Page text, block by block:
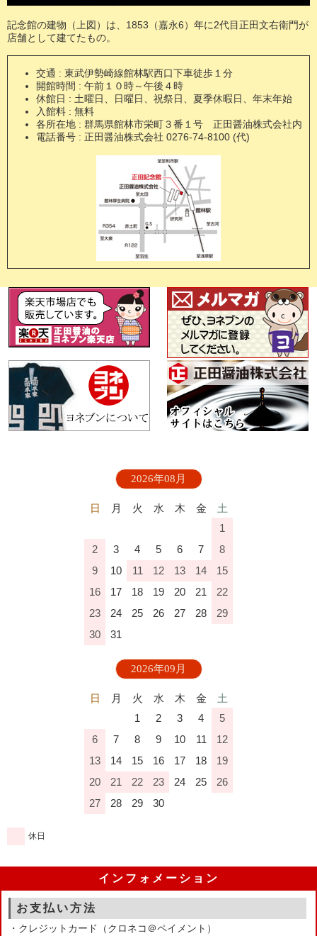
記念館の建物（上図）は、1853（嘉永6）年に2代目正田文右衛門が
店舗として建てたもの。
交通 : 東武伊勢崎線館林駅西口下車徒歩１分
開館時間 : 午前１０時～午後４時
休館日 : 土曜日、日曜日、祝祭日、夏季休暇日、年末年始
入館料 : 無料
各所在地 : 群馬県館林市栄町３番１号 正田醤油株式会社内
電話番号 : 正田醤油株式会社 0276-74-8100 (代)
2026年08月
日 月 火 水 木 金
土
1
2
3 4 5 6 7
8
9
10 11 12 13 14
15
16
17 18 19 20 21
22
23
24 25 26 27 28
29
30
31
2026年09月
日 月 火 水 木 金
土
1
2 3 4
5
6
7 8 9 10 11
12
13
14 15 16 17 18
19
20
21 22 23 24 25
26
27
28 29 30
休日
インフォメーション
お支払い方法
・クレジットカード（クロネコ＠ペイメント）